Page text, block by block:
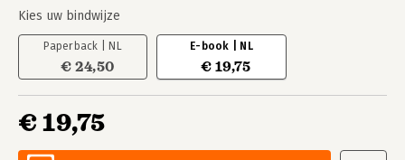
Kies uw bindwijze
Paperback | NL
€ 24,50
E-book | NL
€ 19,75
€ 19,75